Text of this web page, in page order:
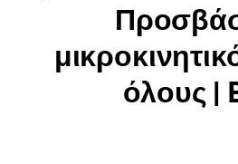
όλους |